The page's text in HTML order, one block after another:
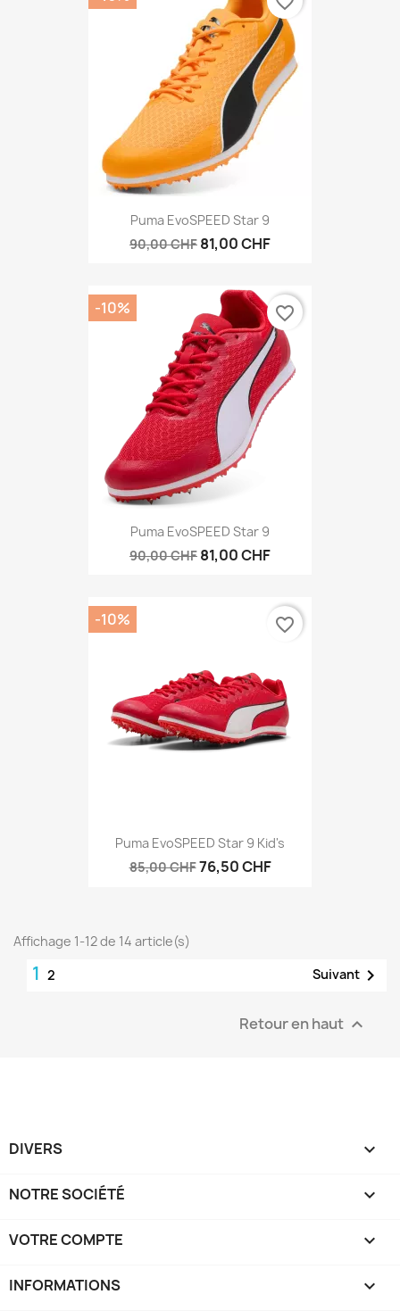
Puma EvoSPEED Star 9
90,00 CHF 81,00 CHF
Puma EvoSPEED Star 9
90,00 CHF 81,00 CHF
-10% favorite_border
Puma EvoSPEED Star 9 Kid's
85,00 CHF76,50 CHF
-10% favorite_border
Affichage 1-12 de 14 article(s)
1 2 Suivant 
Retour en haut 
DIVERS 
NOTRE SOCIÉTÉ 
VOTRE COMPTE 
INFORMATIONS keyboard_arrow_down